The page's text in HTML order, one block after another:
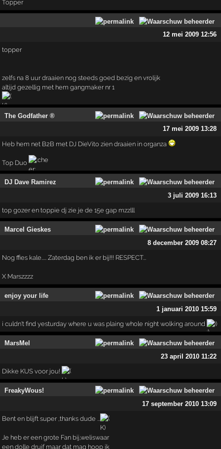
Topper
12 mei 2009 12:56
topper
zelfs na 8 uur draaien nog steeds goed bezig en vrolijk
altijd gezellig met hem gangmaker nr 1
The Godfather ®
17 mei 2009 13:28
Heb hem net B2B met DJ DieVito zien draaien in organza
Top Duo
DJ Dave Ramirez
3 juli 2009 16:13
top gozer en toppie dj zie je de 15e gap mzzlll
Marcel Gieskes
8 december 2009 08:27
Nog ffies kale..... Zaterdag ben ik er bij!!! RESPECT...
X Marszzzz
enjoy your life
1 januari 2010 15:59
i culdn't find yesturday where u was plaing whole night wolking around ))
MarsMel
23 april 2010 11:22
Dikke KUS voor jou!
FreakyWous!
17 september 2010 13:09
Bent en blijft super ,thanks dude ...
Je heb er een grote Fan bij,weliswaar
een dolle druif maar dat mag hoop ik